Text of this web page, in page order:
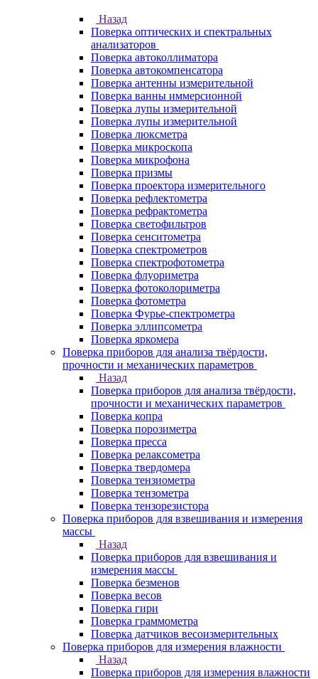
Назад
Поверка оптических и спектральных
анализаторов
Поверка автоколлиматора
Поверка автокомпенсатора
Поверка антенны измерительной
Поверка ванны иммерсионной
Поверка лупы измерительной
Поверка лупы измерительной
Поверка люксметра
Поверка микроскопа
Поверка микрофона
Поверка призмы
Поверка проектора измерительного
Поверка рефлектометра
Поверка рефрактометра
Поверка светофильтров
Поверка сенситометра
Поверка спектрометров
Поверка спектрофотометра
Поверка флуориметра
Поверка фотоколориметра
Поверка фотометра
Поверка Фурье-спектрометра
Поверка эллипсометра
Поверка яркомера
Поверка приборов для анализа твёрдости,
прочности и механических параметров
Назад
Поверка приборов для анализа твёрдости,
прочности и механических параметров
Поверка копра
Поверка порозиметра
Поверка пресса
Поверка релаксометра
Поверка твердомера
Поверка тензиометра
Поверка тензометра
Поверка тензорезистора
Поверка приборов для взвешивания и измерения
массы
Назад
Поверка приборов для взвешивания и
измерения массы
Поверка безменов
Поверка весов
Поверка гири
Поверка граммометра
Поверка датчиков весоизмерительных
Поверка приборов для измерения влажности
Назад
Поверка приборов для измерения влажности